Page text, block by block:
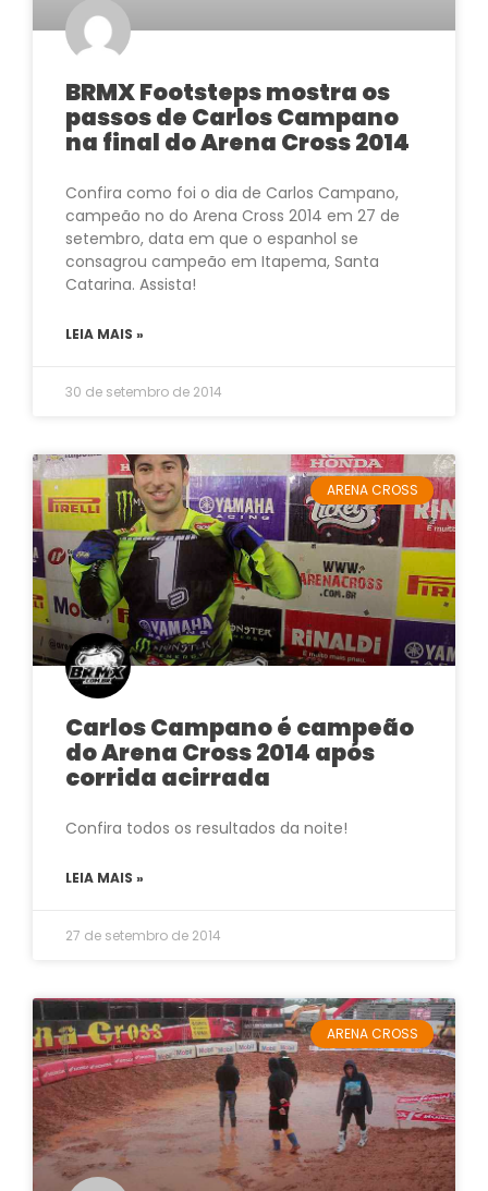
BRMX Footsteps mostra os
passos de Carlos Campano
na final do Arena Cross 2014
Confira como foi o dia de Carlos Campano,
campeão no do Arena Cross 2014 em 27 de
setembro, data em que o espanhol se
consagrou campeão em Itapema, Santa
Catarina. Assista!
LEIA MAIS »
30 de setembro de 2014
ARENA CROSS
Carlos Campano é campeão
do Arena Cross 2014 após
corrida acirrada
Confira todos os resultados da noite!
LEIA MAIS »
27 de setembro de 2014
ARENA CROSS